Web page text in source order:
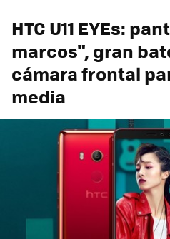
HTC U11 EYEs:
marcos", gran
cámara frontal
media